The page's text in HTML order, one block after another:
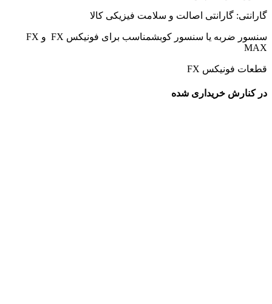
گارانتی: گارانتی اصالت و سلامت فیزیکی کالا
سنسور ضربه یا سنسور کوبشمناسب برای فونیکس FX و FX
MAX
قطعات فونیکس FX
در کنارش خریداری شده